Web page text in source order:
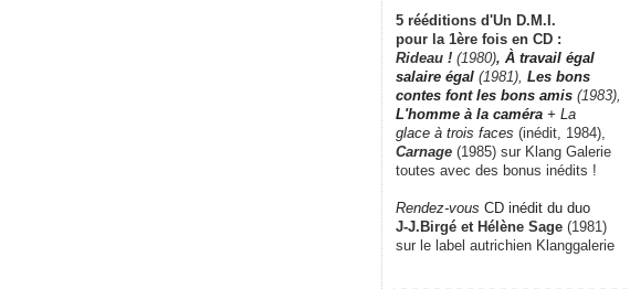
5 rééditions d'Un D.M.I.
pour la 1ère fois en CD :
Rideau ! (1980), À travail égal
salaire égal (1981), Les bons
contes font les bons amis (1983),
L'homme à la caméra + La
glace à trois faces (inédit, 1984),
Carnage (1985) sur Klang Galerie
toutes avec des bonus inédits !
Rendez-vous CD inédit du duo
J-J.Birgé et Hélène Sage (1981)
sur le label autrichien Klanggalerie